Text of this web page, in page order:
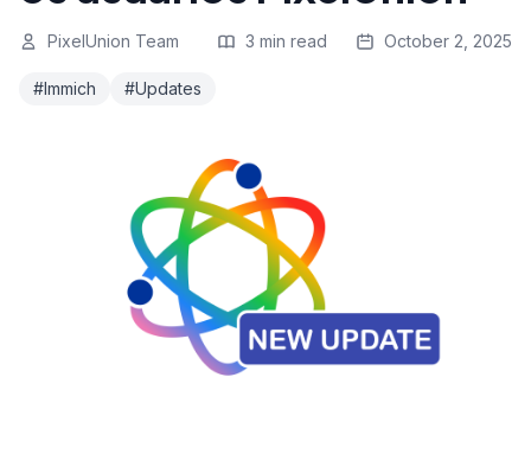
PixelUnion Team 3 min read October 2, 2025
#Immich #Updates